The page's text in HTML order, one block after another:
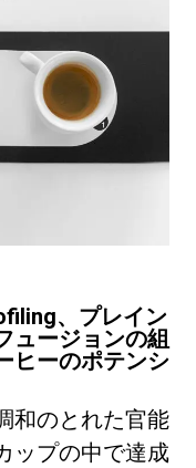
、プレイン
ュージョンの組
ヒーのポテンシ
和のとれた官能
ップの中で達成